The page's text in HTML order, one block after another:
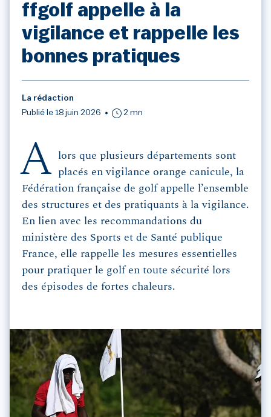
ffgolf appelle à la
vigilance et rappelle les
bonnes pratiques
La rédaction
Publié le 18 juin 2026
2 mn
A
lors que plusieurs départements sont
placés en vigilance orange canicule, la
Fédération française de golf appelle l’ensemble
des structures et des pratiquants à la vigilance.
En lien avec les recommandations du
ministère des Sports et de Santé publique
France, elle rappelle les mesures essentielles
pour pratiquer le golf en toute sécurité lors
des épisodes de fortes chaleurs.